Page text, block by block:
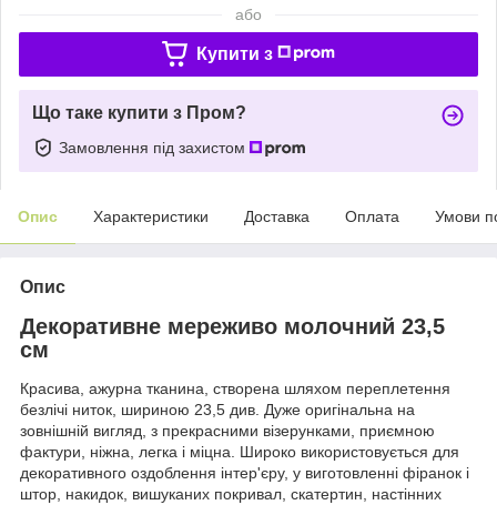
або
Купити з
Що таке купити з Пром?
Замовлення під захистом
Опис Характеристики Доставка Оплата Умови
Опис
Декоративне мереживо молочний 23,5
см
Красива, ажурна тканина, створена шляхом переплетення
безлічі ниток, шириною 23,5 див. Дуже оригінальна на
зовнішній вигляд, з прекрасними візерунками, приємною
фактури, ніжна, легка і міцна. Широко використовується для
декоративного оздоблення інтер'єру, у виготовленні фіранок і
штор, накидок, вишуканих покривал, скатертин, настінних